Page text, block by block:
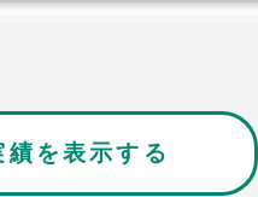
績を表示する